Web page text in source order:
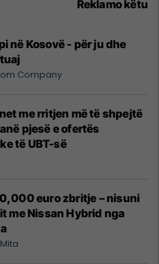
Reklamo këtu
në Kosovë - për ju dhe
Company
me rritjen më të shpejtë
pjesë e ofertës
të UBT-së
euro zbritje – nisuni
me Nissan Hybrid nga